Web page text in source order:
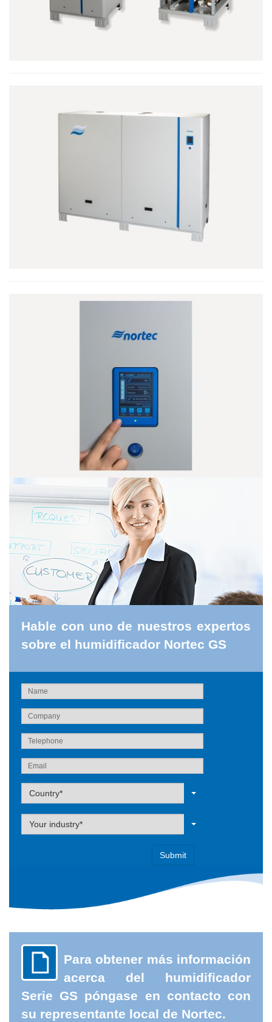
Hable con uno de nuestros expertos
sobre el humidificador Nortec GS
Label
Country*
Label
Your industry*
Para obtener más información
acerca del humidificador
Serie GS póngase en contacto con
su representante local de Nortec.